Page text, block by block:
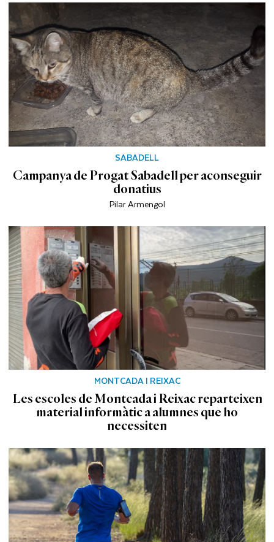
SABADELL
Campanya de Progat Sabadell per aconseguir
donatius
Pilar Armengol
MONTCADA I REIXAC
Les escoles de Montcada i Reixac reparteixen
material informàtic a alumnes que ho
necessiten